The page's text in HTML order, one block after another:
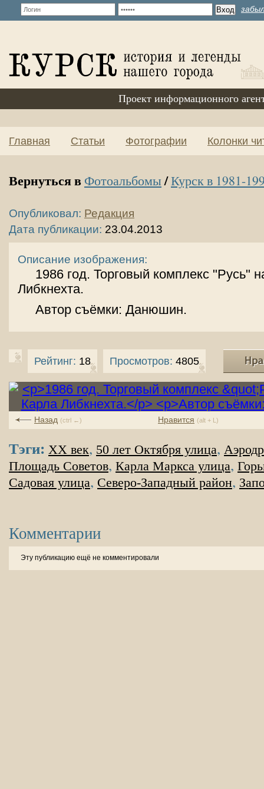
Проект информационного
Главная Статьи Фотографии Колонки
Вернуться в Фотоальбомы/Курск в 1981-
Опубликовал: Редакция
Дата публикации: 23.04.2013
Описание изображения:
1986 год. Торговый комплекс "Русь"
Либкнехта.
Автор съёмки: Данюшин.
Рейтинг: 18 Просмотров: 4805
Нравится (alt + L)
Назад (ctrl ←)
Тэги: XX век, 50 лет Октября улица,
Площадь Советов, Карла Маркса улица,
Садовая улица, Северо-Западный район,
Комментарии
Эту публикацию ещё не комментировали